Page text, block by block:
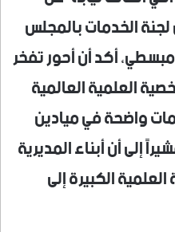
الخدمات بالمجلس
أكد أن أحور تفخر
العلمية العالمية
واضحة في ميادين
إلى أن أبناء المديرية
الكبيرة إلى